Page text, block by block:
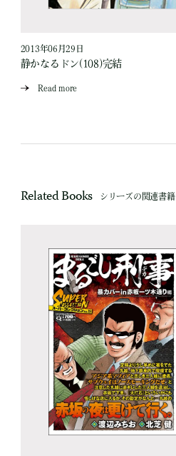
2013年06月29日
静かなるドン(108)完結
Read more
Related Books シリーズの関連書籍